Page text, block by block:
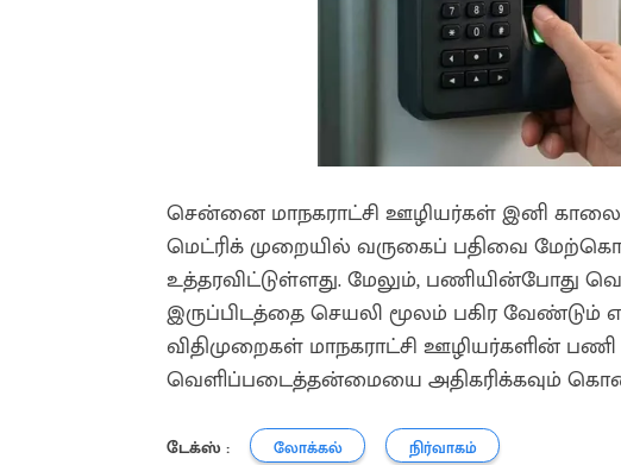
சென்னை மாநகராட்சி ஊழியர்கள் இனி
மெட்ரிக் முறையில் வருகைப் பதிவை
உத்தரவிட்டுள்ளது. மேலும், பணியின்போது
இருப்பிடத்தை செயலி மூலம் பகிர வேண்டும்
விதிமுறைகள் மாநகராட்சி ஊழியர்களின்
வெளிப்படைத்தன்மையை அதிகரிக்கவும்
டேக்ஸ் : லோக்கல் நிர்வாகம்